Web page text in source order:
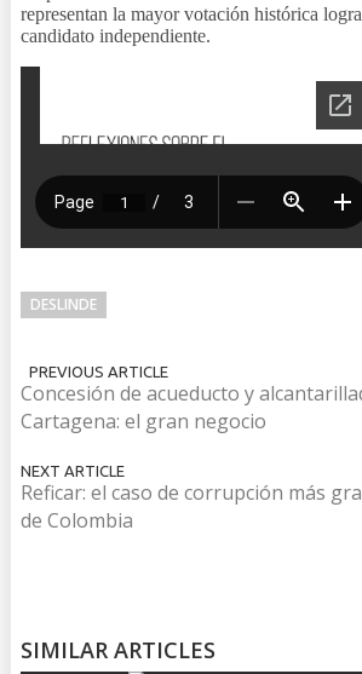
representan la mayor votación histórica
candidato independiente.
DESLINDE
PREVIOUS ARTICLE
Concesión de acueducto y
Cartagena: el gran negocio
NEXT ARTICLE
Reficar: el caso de corrupción más
de Colombia
SIMILAR ARTICLES